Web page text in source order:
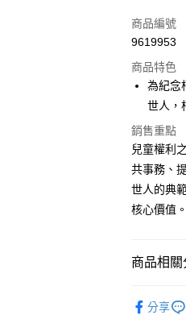
信用卡一
Apple Pay
大哥付你
相關說明
【大哥付
2.付款方
流程，驗
完成交易。
3.實際核
無法說明
醒簡訊。
AFTEE先
相關說明
【關於「
AFTEE先
３．安心
１．於結
ATM付款
運送方式
每筆
商品編號
9619953
商品特色
為紀念
世人，
銷售重點
兒童權利
共事務、
世人的典
核心價值
商品相關
分享